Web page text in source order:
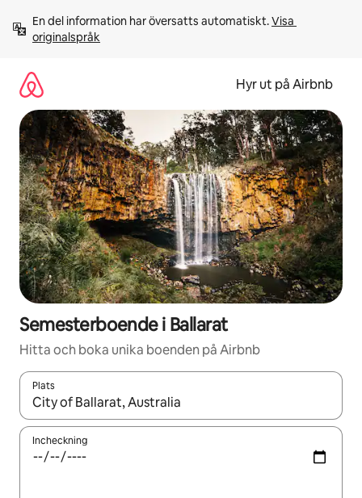
innehåll
En del information har översatts automatiskt. Visa
originalspråk
Hyr ut på Airbnb
Semesterboende i Ballarat
Hitta och boka unika boenden på Airbnb
Plats
När resultaten är tillgängliga kan du navigera med upp- och
Incheckning